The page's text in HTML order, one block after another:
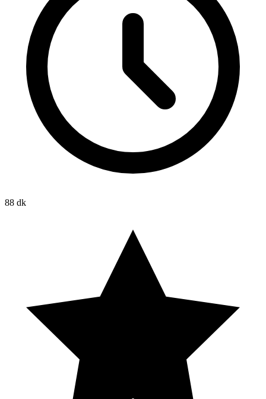
88 dk